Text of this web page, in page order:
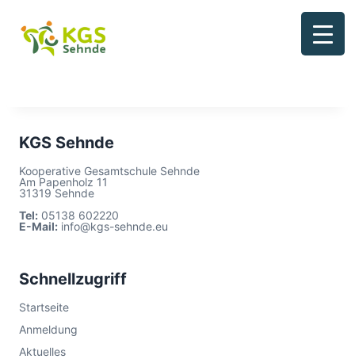
Inhalt
springen
KGS Sehnde
Kooperative Gesamtschule Sehnde
Am Papenholz 11
31319 Sehnde
Tel: 05138 602220
E-Mail: info@kgs-sehnde.eu
Schnellzugriff
Startseite
Anmeldung
Aktuelles